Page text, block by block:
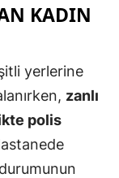
Gümüşhane
Hatay
Isparta
Mersin
KADIN
yerlerine
zanlı
polis